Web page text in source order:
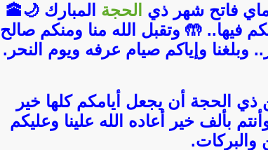
الحجة المبارك 🌙🕋
فيها.. 🤲 وتقبل الله منا ومنكم صالح
وبلغنا وإياكم صيام عرفه ويوم النحر.
ذي الحجة أن يجعل أيامكم كلها خير
بألف خير أعاده الله علينا وعليكم
والبركات.